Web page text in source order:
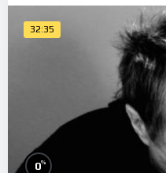
32:35
0%